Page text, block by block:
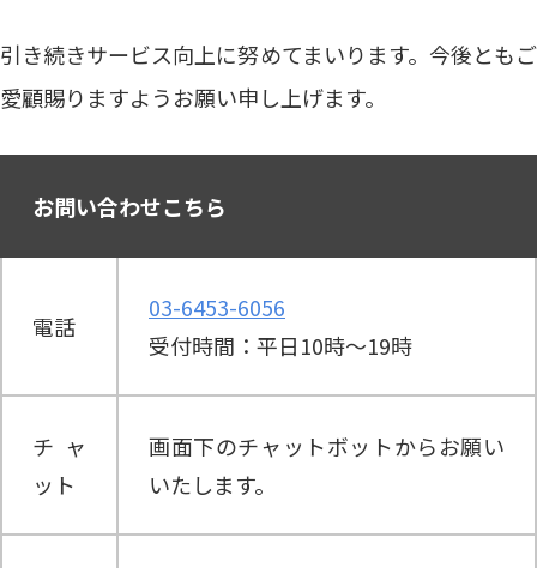
引き続きサービス向上に努めてまいります。今後ともご
愛顧賜りますようお願い申し上げます。
お問い合わせこちら
電話
03-6453-6056
受付時間：平日10時～19時
チャ
ット
画面下のチャットボットからお願い
いたします。